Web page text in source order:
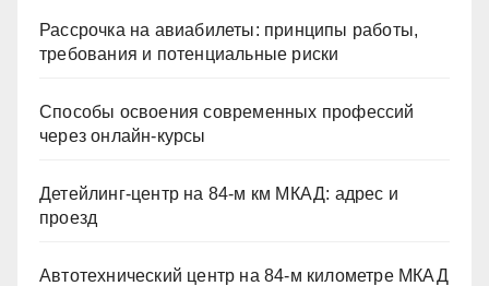
Рассрочка на авиабилеты: принципы работы,
требования и потенциальные риски
Способы освоения современных профессий
через онлайн-курсы
Детейлинг-центр на 84-м км МКАД: адрес и
проезд
Автотехнический центр на 84-м километре МКАД